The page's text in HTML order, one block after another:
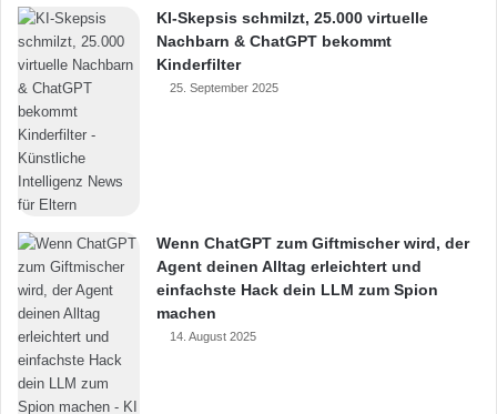
KI-Skepsis schmilzt, 25.000 virtuelle
Nachbarn & ChatGPT bekommt
Kinderfilter
25. September 2025
Wenn ChatGPT zum Giftmischer wird, der
Agent deinen Alltag erleichtert und
einfachste Hack dein LLM zum Spion
machen
14. August 2025